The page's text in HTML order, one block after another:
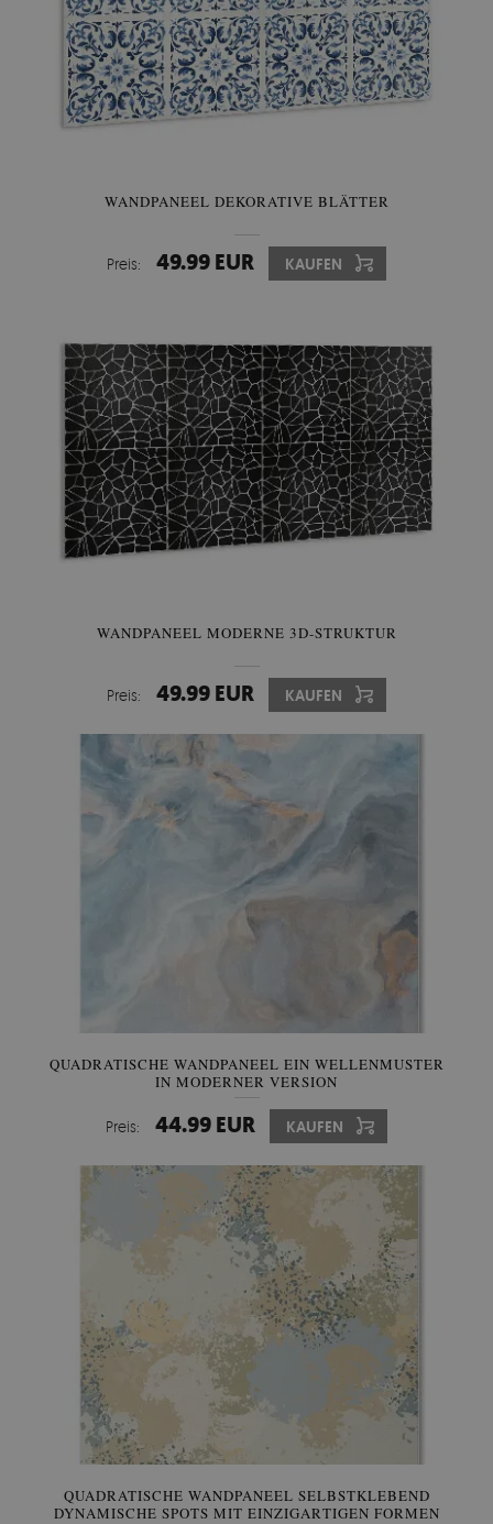
WANDPANEEL DEKORATIVE BLÄTTER
Preis: 49.99 EUR KAUFEN
WANDPANEEL MODERNE 3D-STRUKTUR
Preis: 49.99 EUR KAUFEN
QUADRATISCHE WANDPANEEL EIN WELLENMUSTER
IN MODERNER VERSION
Preis: 44.99 EUR KAUFEN
QUADRATISCHE WANDPANEEL SELBSTKLEBEND
DYNAMISCHE SPOTS MIT EINZIGARTIGEN FORMEN